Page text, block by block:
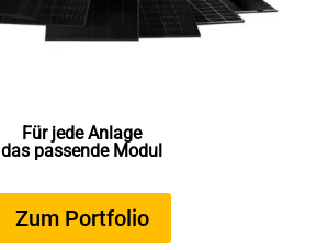
Für jede Anlage
das passende Modul
Zum Portfolio